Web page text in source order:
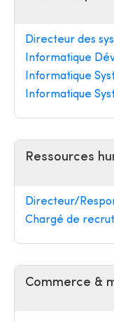
Directeur des
Informatique
Informatique
Informatique
Ressources
Directeur/
Chargé de
Commerce &